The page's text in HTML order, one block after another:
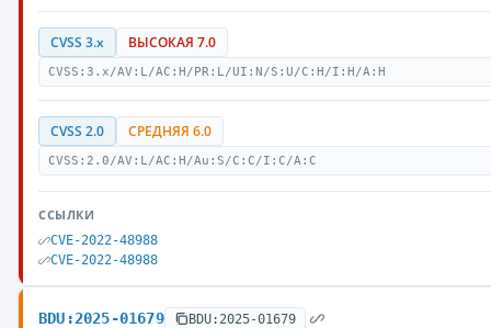
CVSS 3.x ВЫСОКАЯ 7.0
CVSS:3.x/AV:L/AC:H/PR:L/UI:N/S:U/C:H/I:H/A:H
CVSS 2.0 СРЕДНЯЯ 6.0
CVSS:2.0/AV:L/AC:H/Au:S/C:C/I:C/A:C
ССЫЛКИ
CVE-2022-48988
CVE-2022-48988
BDU:2025-01679 BDU:2025-01679